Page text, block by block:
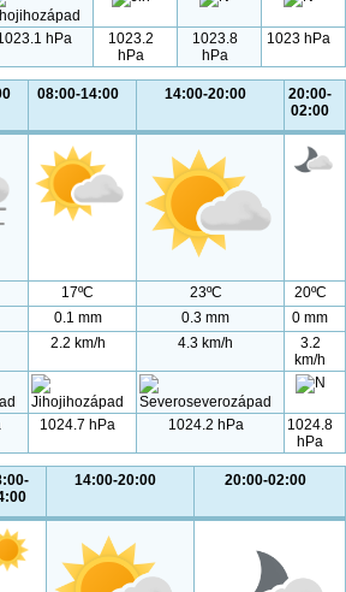
hPa
1023.2
hPa
1023.8
hPa
1023 hPa
08:00-14:00 14:00-20:00
20:00-
02:00
17ºC 23ºC
20ºC
0.1 mm 0.3 mm
0 mm
2.2 km/h 4.3 km/h
3.2
km/h
1024.7 hPa 1024.2 hPa
1024.8
hPa
14:00-20:00 20:00-02:00